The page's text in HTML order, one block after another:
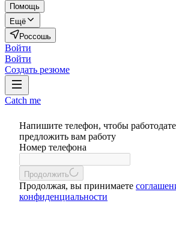
Помощь
Ещё
Россошь
Войти
Войти
Создать резюме
Catch me
Напишите телефон, чтобы
предложить вам работу
Номер телефона
Продолжить
Продолжая, вы принимаете
конфиденциальности